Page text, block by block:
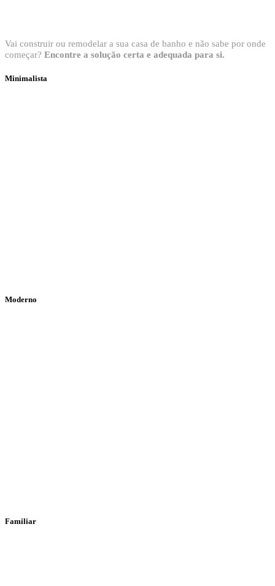
Vai construir ou remodelar a sua casa de banho e não sabe por onde
começar? Encontre a solução certa e adequada para si.
Minimalista
Moderno
Familiar